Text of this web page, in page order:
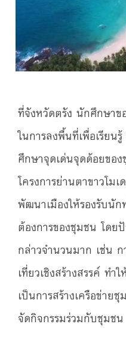
ที่จังหวัดตรัง นักศึกษาข
ในการลงพื้นที่เพื่อเรียน
ศึกษาจุดเด่นจุดด้อยขอ
โครงการย่านตาขาวโม
พัฒนาเมืองให้รองรับนัก
ต้องการของชุมชน โดย
กล่าวจำนวนมาก เช่น
เที่ยวเชิงสร้างสรรค์ ทำ
เป็นการสร้างเครือข่าย
จัดกิจกรรมร่วมกับชุมชน